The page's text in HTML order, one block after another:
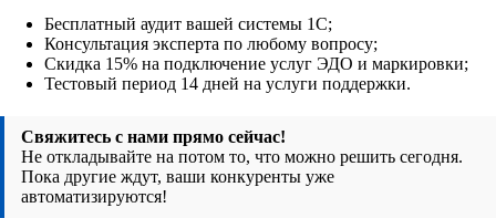
Бесплатный аудит вашей системы 1С;
Консультация эксперта по любому вопросу;
Скидка 15% на подключение услуг ЭДО и маркировки;
Тестовый период 14 дней на услуги поддержки.
Свяжитесь с нами прямо сейчас!
Не откладывайте на потом то, что можно решить сегодня.
Пока другие ждут, ваши конкуренты уже
автоматизируются!